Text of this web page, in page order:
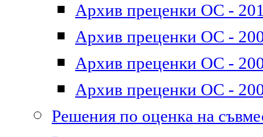
Архив преценки ОС -
Архив преценки ОС -
Архив преценки ОС -
Архив преценки ОС -
Решения по оценка на